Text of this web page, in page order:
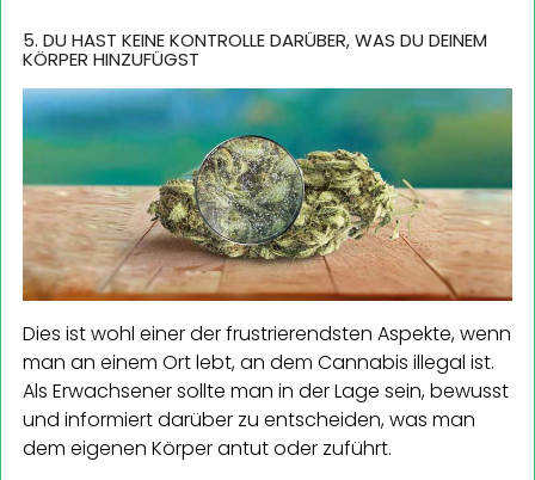
5. DU HAST KEINE KONTROLLE DARÜBER, WAS DU DEINEM
KÖRPER HINZUFÜGST
Dies ist wohl einer der frustrierendsten Aspekte, wenn
man an einem Ort lebt, an dem Cannabis illegal ist.
Als Erwachsener sollte man in der Lage sein, bewusst
und informiert darüber zu entscheiden, was man
dem eigenen Körper antut oder zuführt.